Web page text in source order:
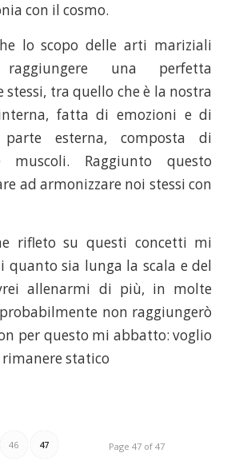
con il cosmo.
lo scopo delle arti mariziali
raggiungere una perfetta
stessi, tra quello che è la nostra
fatta di emozioni e di
esterna, composta di
muscoli. Raggiunto questo
ad armonizzare noi stessi con
rifleto su questi concetti mi
quanto sia lunga la scala e del
allenarmi di più, in molte
non raggiungerò
per questo mi abbatto: voglio
rimanere statico
Page 47 of 47
46 47